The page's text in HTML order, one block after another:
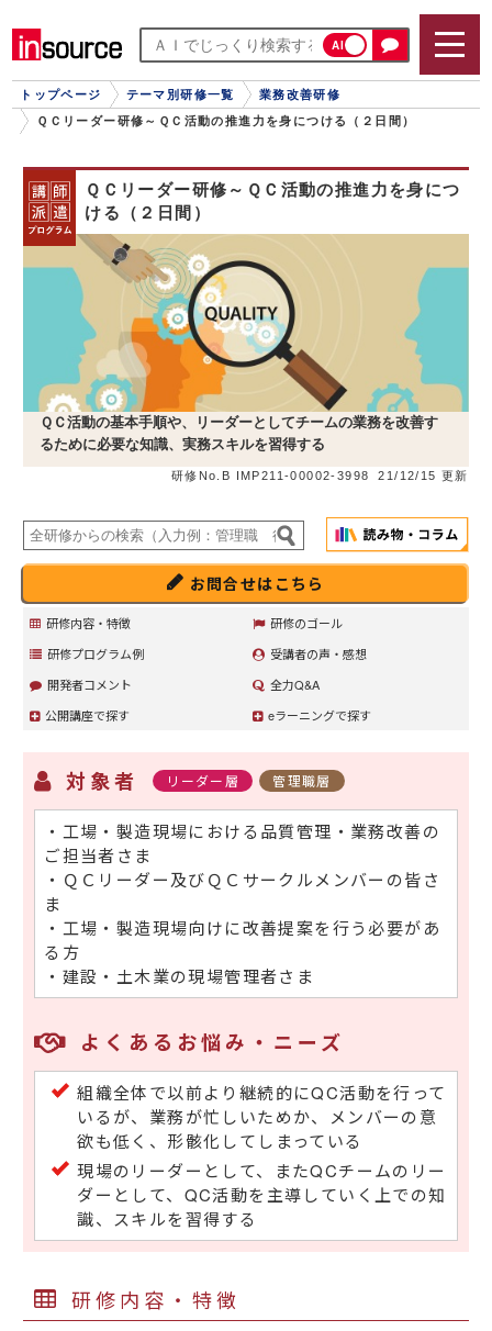
AI
トップページ テーマ別研修一覧
業務改善研修
ＱＣリーダー研修～ＱＣ活動の推進力を身につける（２日間）
ＱＣリーダー研修～ＱＣ活動の推進力を身につ
ける（２日間）
ＱＣ活動の基本手順や、リーダーとしてチームの業務を改善す
るために必要な知識、実務スキルを習得する
研修No.B IMP211-00002-3998 21/12/15 更新
お問合せはこちら
研修内容・特徴
研修のゴール
研修プログラム例
受講者の声・感想
開発者コメント
全力Q&A
公開講座で探す
eラーニングで探す
対象者 リーダー層 管理職層
・工場・製造現場における品質管理・業務改善の
ご担当者さま
・ＱＣリーダー及びＱＣサークルメンバーの皆さ
ま
・工場・製造現場向けに改善提案を行う必要があ
る方
・建設・土木業の現場管理者さま
よくあるお悩み・ニーズ
組織全体で以前より継続的にQC活動を行って
いるが、業務が忙しいためか、メンバーの意
欲も低く、形骸化してしまっている
現場のリーダーとして、またQCチームのリー
ダーとして、QC活動を主導していく上での知
識、スキルを習得する
研修内容・特徴